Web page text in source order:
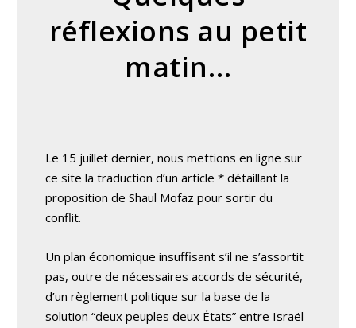
réflexions au petit
matin…
Le 15 juillet dernier, nous mettions en ligne sur
ce site la traduction d’un article * détaillant la
proposition de Shaul Mofaz pour sortir du
conflit.
Un plan économique insuffisant s’il ne s’assortit
pas, outre de nécessaires accords de sécurité,
d’un règlement politique sur la base de la
solution “deux peuples deux États” entre Israël